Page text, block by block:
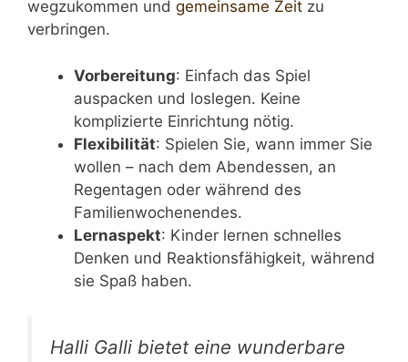
wegzukommen und gemeinsame Zeit zu
verbringen.
Vorbereitung: Einfach das Spiel
auspacken und loslegen. Keine
komplizierte Einrichtung nötig.
Flexibilität: Spielen Sie, wann immer Sie
wollen – nach dem Abendessen, an
Regentagen oder während des
Familienwochenendes.
Lernaspekt: Kinder lernen schnelles
Denken und Reaktionsfähigkeit, während
sie Spaß haben.
Halli Galli bietet eine wunderbare